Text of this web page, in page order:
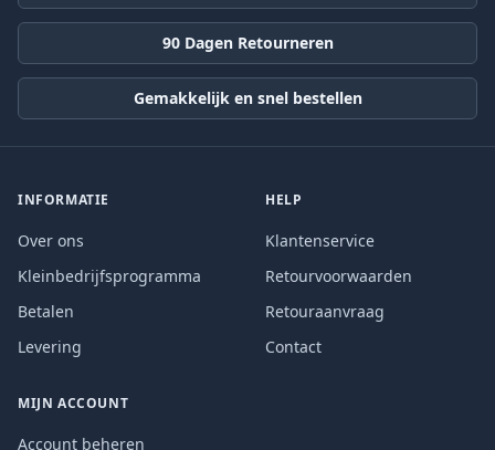
90 Dagen Retourneren
Gemakkelijk en snel bestellen
INFORMATIE
Over ons
Kleinbedrijfsprogramma
Betalen
Levering
HELP
Klantenservice
Retourvoorwaarden
Retouraanvraag
Contact
MIJN ACCOUNT
Account beheren